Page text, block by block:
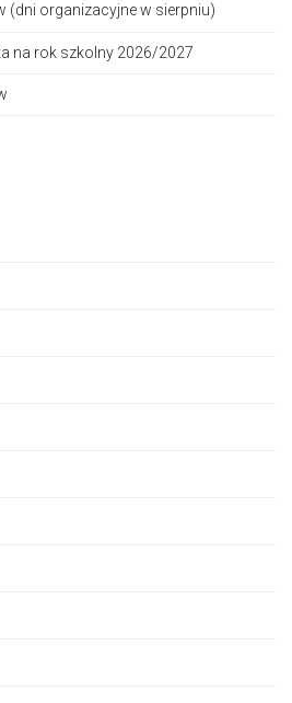
(dni organizacyjne w sierpniu)
na rok szkolny 2026/2027